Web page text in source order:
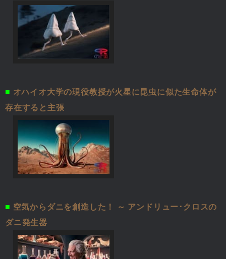
■ オハイオ大学の現役教授が火星に昆虫に似た生命体が
存在すると主張
■ 空気からダニを創造した！ ～ アンドリュー･クロスの
ダニ発生器